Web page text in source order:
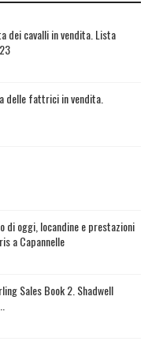
dei cavalli in vendita. Lista
delle fattrici in vendita.
di oggi, locandine e prestazioni
a Capannelle
Sales Book 2. Shadwell